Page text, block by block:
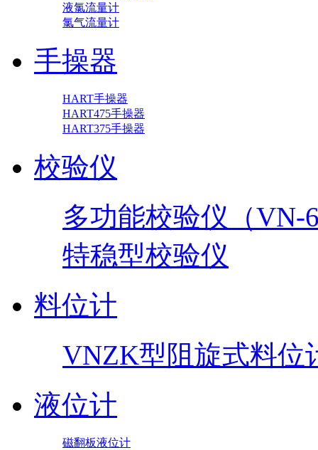
液氯流量计
氯气流量计
手操器
HART手操器
HART475手操器
HART375手操器
校验仪
多功能校验仪（VN-
特稳型校验仪
料位计
VNZK型阻旋式料位
液位计
磁翻板液位计